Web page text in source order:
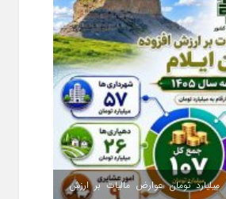
اینفوگرافی توزیع ۱۰۷ میلیارد تومان عوارض مالیات بر ارزش